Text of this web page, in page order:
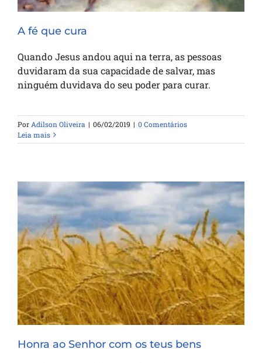
A fé que cura
Quando Jesus andou aqui na terra, as pessoas
duvidaram da sua capacidade de salvar, mas
ninguém duvidava do seu poder para curar.
Por Adilson Oliveira | 06/02/2019 | 0 Comentários
Leia mais
Honra ao Senhor com os teus bens
Honra ao Senhor com os teus bens